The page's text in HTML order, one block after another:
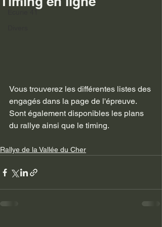
Vous trouverez les différentes listes des
engagés dans la page de l'épreuve.
Sont également disponibles les plans
du rallye ainsi que le timing.
Rallye de la Vallée du Cher